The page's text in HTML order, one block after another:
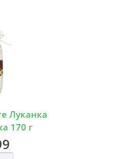
Луканка
170 г